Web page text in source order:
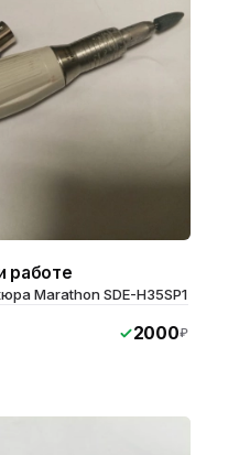
работе
Marathon SDE-H35SP1
2000₽